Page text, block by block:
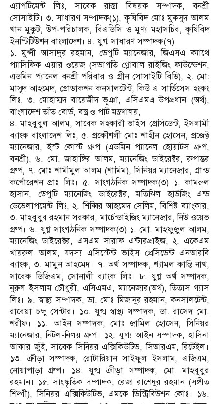
এ্যাপটিমেন্ট লিঃ, সাবেক রাস্তা বিষয়ক সম্পাদক, বনশ্রী
সোসাইটি। ৩. সাধারণ সম্পাদক(১), কৃষিবিদ মোঃ মুকসুদ আলম
খান মুকুট, উপ-পরিচালক, বিএডিসি ও মুণ্য মহাসচিব, কৃষিবিদ
ইনস্টিটিউশন বাংলাদেশ। ৪. যুগ্ম সাধারণ সম্পাদক(৭)
১. মুন্সী আসাদুর রহমান, ডেপুটি ম্যানেজার, জিএসএ ক্যাথে
প্যাসিফিক এয়ার ওয়েজ (সভাপতি গ্লোবাল রাইজিং ফাউন্ডেশন,
এডমিন প্যানেল বনশ্রী পরিবার ও গ্রীন সোসাইটি বিডি), ২. মো:
মাসুদ আহমেদ, প্রোডাকশন কনসালটেন্ট, কিউ এ সার্ভিসেস হংকং
লিঃ, ৩. মোহাম্মদ বায়েজীদ ভূঞা, এসিএমএ উপপ্রধান (অর্থ),
বাংলাদেশ তাঁত বোর্ড, বস্ত্র ও পাট মন্ত্রণালয়,
৪. মাহবুবুল আলম, সাবেক সহকারী ভাইস প্রেসিডেন্ট, ইসলামী
ব্যাংক বাংলাদেশ লিঃ, ৫. প্রকৌশলী মোঃ শাহীন হোসেন, প্রজেক্ট
ম্যানেজার, ইস্ট কোস্ট গ্রুপ (এডমিন প্যানেল হোয়াটস গ্রুপ,
বনশ্রী), ৬. মো. জাহাঙ্গির আলম, ম্যানেজিং ডাইরেক্টর, রুপান্তর
গ্রুপ, ৭. মোঃ শামীমুল আলম (শামিম), সিনিয়র ম্যানেজার, গ্রান্ড
কর্পোরেশন প্রাঃ লিঃ। ৫. সাংগঠনিক সম্পাদক(৩) ১. কামরুল
হাসান, ডেপুটি ম্যানেজিং ডাইরেক্টর, মতিঝিল হাউজিং এন্ড
ডেভেলাপমেন্ট লিঃ, ২. শিব্বির আহমেদ সেলিম, বিশিষ্ট ব্যাংকার,
৩. মাহবুবুর রহমান সরকার, মার্চেন্ডাইজিং ম্যানেজার, নিউ ওয়েভ
গ্রুপ। ৬. যুগ্ন সাংগঠনিক সম্পাদক(৩) ১. মো. মাহফুজুল আলম,
ম্যানেজিং ডাইরেক্টর, এসএম সারাফ এন্টারপ্রাইজ, ২. একেএম
খায়রুল আলম, যদস্য এসিস্টেন্ট ভাইস প্রেসিডেন্ট এনআরবি
ব্যাংক, ৩. মামুন আহমেদ। ৭. অর্থ সম্পাদক, শ্যামল কান্তি নাথ,
সাবেক ডিজিএম, সোনালী ব্যাংক লিঃ। ৮. যুগ্ন অর্থ সম্পাদক,
নুরুল ইসলাম চৌধুরী, এসিএমএ, ম্যানেজার(অর্থ), তিতাস গ্যাস
লিঃ। ৯. স্বাস্থ্য সম্পাদক, ডা. মোঃ মিজানুর রহমান, কনসালটেন্ট,
রাবেয়া চক্ষু সেন্টার। ১০. যুগ্ম স্বাস্থ্য সম্পাদক, ডা. রাসেদ মো.
শরীফ। ১১. আইন সম্পাদক, মোঃ জামিল হোসেন, সিনিয়র
ম্যানেজার, নিটল-নিলয় গ্রুপ। ১২. যুগ্য আইন সম্পাদক, হাসিনা
আকার জুঁই, সাবেক সিনিয়র এক্সিকিউটিভ, সিআরএম, রিটেইল।
১৩. ক্রীড়া সম্পাদক, রোটারিয়ান সাইফুল ইসলাম, এজিএম,
নোয়াপাড়া গ্রুপ। ১৪. যুগ্ম ক্রীড়া সম্পাদক, মো. মাহবুবুর
রহমান। ১৫. সাংস্কৃতিক সম্পাদক, রেজা রাশেদুর রহমান (সঙ্গীত
শিল্পী), সিনিয়র এক্সিকিউটিভ, এমকে ডিস্ট্রিবিউশন কোঃ। ১৬.